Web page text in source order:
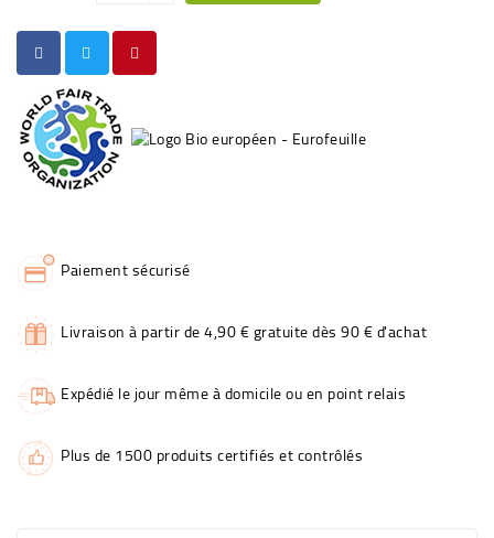
Paiement sécurisé
Livraison à partir de 4,90 € gratuite dès 90 € d'achat
Expédié le jour même à domicile ou en point relais
Plus de 1500 produits certifiés et contrôlés